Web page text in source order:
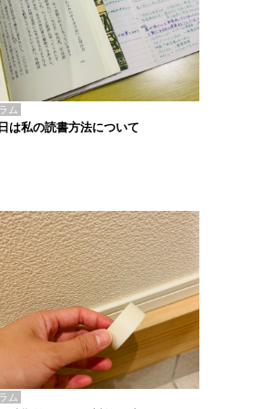
ム
は私の読書方法について
ム